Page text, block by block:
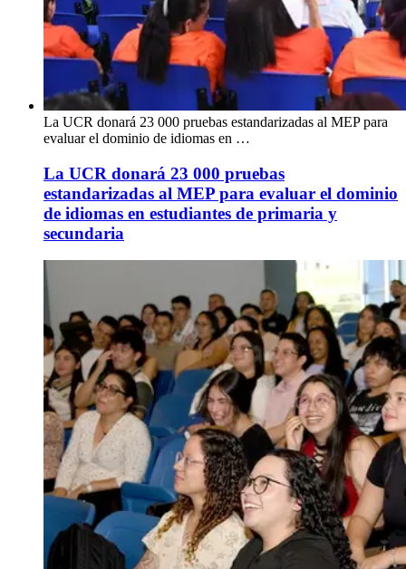
La UCR donará 23 000 pruebas estandarizadas al MEP para
evaluar el dominio de idiomas en …
La UCR donará 23 000 pruebas
estandarizadas al MEP para evaluar el dominio
de idiomas en estudiantes de primaria y
secundaria